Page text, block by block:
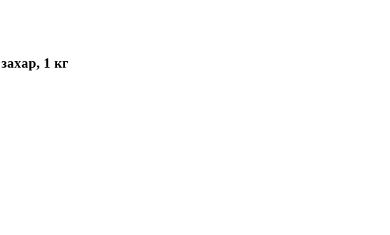
1 кг